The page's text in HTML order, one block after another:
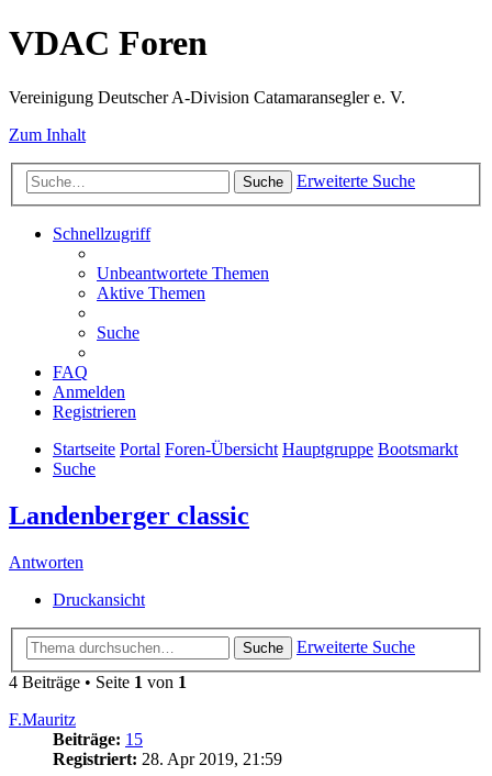
VDAC Foren
Vereinigung Deutscher A-Division Catamaransegler e. V.
Zum Inhalt
Suche Erweiterte Suche
Schnellzugriff
Unbeantwortete Themen
Aktive Themen
Suche
FAQ
Anmelden
Registrieren
Startseite Portal Foren-Übersicht Hauptgruppe Bootsmarkt
Suche
Landenberger classic
Antworten
Druckansicht
Suche
Erweiterte Suche
4 Beiträge • Seite 1 von 1
F.Mauritz
Beiträge: 15
Registriert: 28. Apr 2019, 21:59